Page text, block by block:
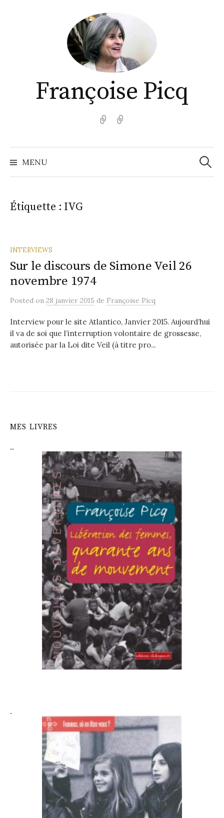
Françoise Picq
English
MENU
Étiquette : IVG
INTERVIEWS
Sur le discours de Simone Veil 26
novembre 1974
Posted on 28 janvier 2015 de Françoise Picq
Interview pour le site Atlantico, Janvier 2015. Aujourd’hui
il va de soi que l’interruption volontaire de grossesse,
autorisée par la Loi dite Veil (à titre pro...
MES LIVRES